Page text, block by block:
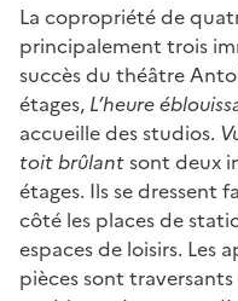
La copropriété de
principalement trois
succès du théâtre
étages, L’heure
accueille des studios.
toit brûlantsont deux
étages. Ils se dressent
côté les places de
espaces de loisirs. Les
pièces sont